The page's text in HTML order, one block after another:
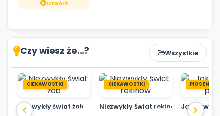
Otwórz
Czy wiesz że...? Wszystkie
CIEKAWOSTKI
Niezwykły świat żab
CIEKAWOSTKI
Niezwykły świat rekinów
PIOSENKA
Jak